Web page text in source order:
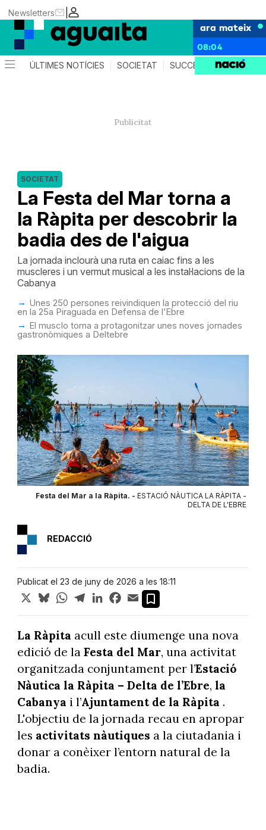
|
Newsletters
ara mateix
08:04
ÚLTIMES NOTÍCIES SOCIETAT SUCCESSOS AGENDA
La Festa del Mar torna a
la Ràpita per descobrir la
badia des de l'aigua
SOCIETAT
La jornada inclourà una ruta en caiac fins a les
muscleres i un vermut musical a les instal·lacions de la
Cabanya
Unes 250 persones reivindiquen la protecció del riu
en la 25a Piraguada en Defensa de l’Ebre
El musclo torna a protagonitzar unes noves jornades
gastronòmiques a Deltebre
Festa del Mar a la Ràpita. - ESTACIÓ NÀUTICA LA RÀPITA -
DELTA DE L'EBRE
REDACCIÓ
Publicat el 23 de juny de 2026 a les 18:11
X BlueskyWhatsApp
TelegramLinkedInFacebook
Email
La Ràpita acull este diumenge una nova
edició de laFesta del Mar, una activitat
organitzada conjuntament per l’Estació
Nàutica la Ràpita – Delta de l’Ebre, la
Cabanya i l’Ajuntamentde la Ràpita .
L'objectiu de la jornada recau en apropar
les activitats nàutiques a la ciutadania i
donar a conèixer l’entorn natural de la
badia.